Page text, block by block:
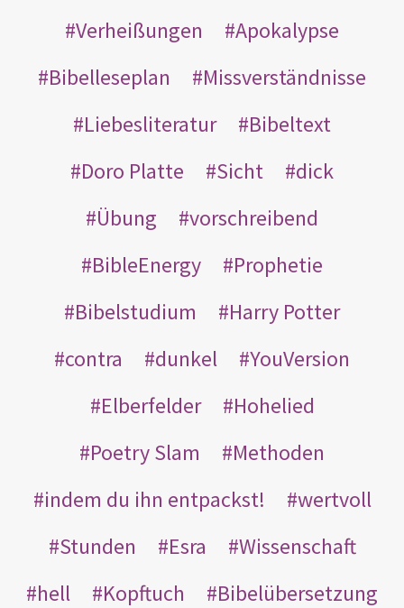
Verheißungen
Apokalypse
Bibelleseplan
Missverständnisse
Liebesliteratur
Bibeltext
Doro Platte
Sicht
dick
Übung
vorschreibend
BibleEnergy
Prophetie
Bibelstudium
Harry Potter
contra
dunkel
YouVersion
Elberfelder
Hohelied
Poetry Slam
Methoden
indem du ihn entpackst!
wertvoll
Stunden
Esra
Wissenschaft
hell
Kopftuch
Bibelübersetzung